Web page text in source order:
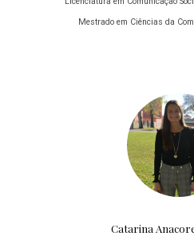
Mestrado em Ciências da
Catarina